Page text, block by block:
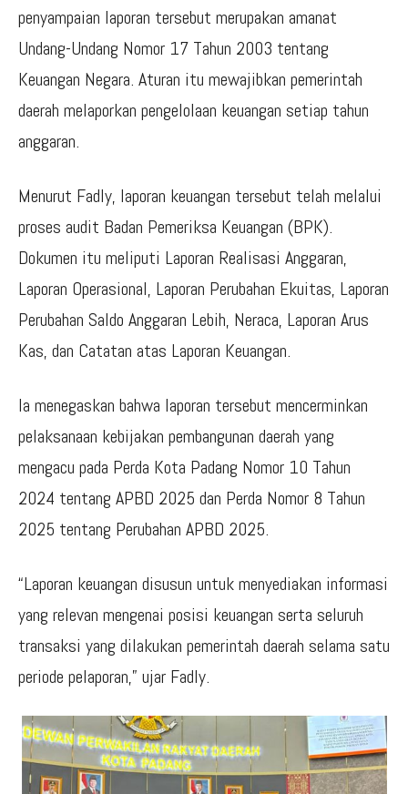
penyampaian laporan tersebut merupakan amanat
Undang-Undang Nomor 17 Tahun 2003 tentang
Keuangan Negara. Aturan itu mewajibkan pemerintah
daerah melaporkan pengelolaan keuangan setiap tahun
anggaran.
Menurut Fadly, laporan keuangan tersebut telah melalui
proses audit Badan Pemeriksa Keuangan (BPK).
Dokumen itu meliputi Laporan Realisasi Anggaran,
Laporan Operasional, Laporan Perubahan Ekuitas, Laporan
Perubahan Saldo Anggaran Lebih, Neraca, Laporan Arus
Kas, dan Catatan atas Laporan Keuangan.
Ia menegaskan bahwa laporan tersebut mencerminkan
pelaksanaan kebijakan pembangunan daerah yang
mengacu pada Perda Kota Padang Nomor 10 Tahun
2024 tentang APBD 2025 dan Perda Nomor 8 Tahun
2025 tentang Perubahan APBD 2025.
“Laporan keuangan disusun untuk menyediakan informasi
yang relevan mengenai posisi keuangan serta seluruh
transaksi yang dilakukan pemerintah daerah selama satu
periode pelaporan,” ujar Fadly.